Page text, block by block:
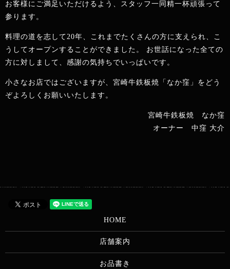
お客様にご満足いただけるよう、スタッフ一同精一杯頑張って
参ります。
料理の道を志して20年、これまでたくさんの方に支えられ、こ
うしてオープンすることができました。 お世話になった全ての
方に対しまして、感謝の気持ちでいっぱいです。
小さなお店ではございますが、宮崎牛鉄板焼「なか窪」をどう
ぞよろしくお願いいたします。
宮崎牛鉄板焼 なか窪
オーナー 中窪 大介
HOME
店舗案内
お品書き